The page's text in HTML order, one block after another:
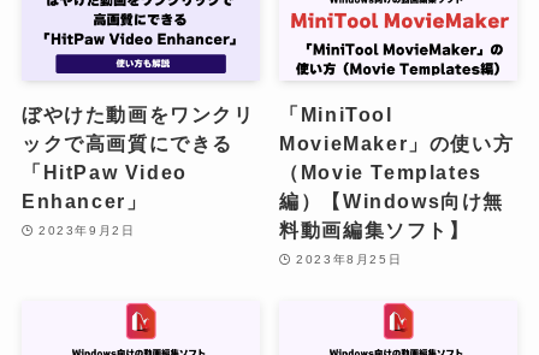
ぼやけた動画をワンクリ
ックで高画質にできる
「HitPaw Video
Enhancer」
2023年9月2日
「MiniTool
MovieMaker」の使い方
（Movie Templates
編）【Windows向け無
料動画編集ソフト】
2023年8月25日